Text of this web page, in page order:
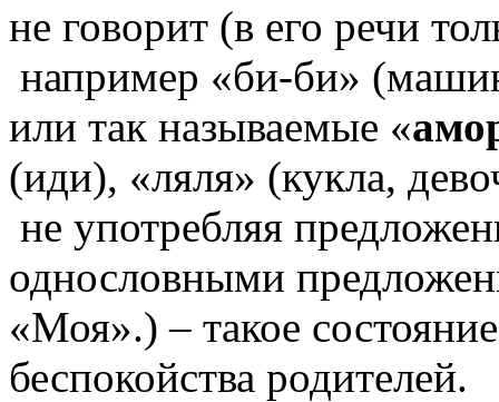
не говорит (в его речи
например «би-би»
или так называемые «
(иди), «ляля» (кукла,
не употребляя
однословными
«Моя».) – такое
беспокойства родителей.